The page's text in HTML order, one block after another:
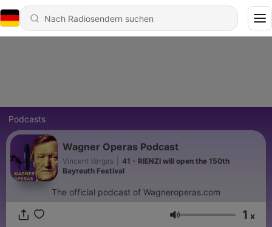
Podcasts
Wagner Operas Podcast
Vincent Vargas
41 - RIENZI will open the 150th
Bayreuth Festival
The official podcast of Wagneroperas.com
Lautstärke 1 x